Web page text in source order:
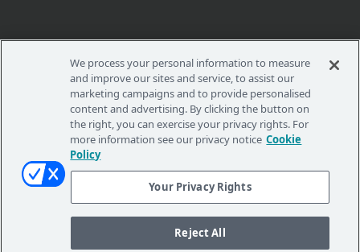
Your Privacy Rights
POLÍTICA DE PRIVACIDAD TÉRMINOS DE USO
COPYRIGHT 2026 © STAAR SURGICAL. AVENIDA MERIDIANA 216, PLANTA 1,
INFORMACIÓN GENERAL. EN NINGÚN CASO DEBE SUSTITUIR NI LA
CONSULTA, NI EL TRATAMIENTO, NI LAS RECOMENDACIONES DE SU
We process your personal information to measure
and improve our sites and service, to assist our
marketing campaigns and to provide personalised
content and advertising. By clicking the button on
the right, you can exercise your privacy rights. For
more information see our privacy notice Cookie
Policy
Your Privacy Rights
Reject All